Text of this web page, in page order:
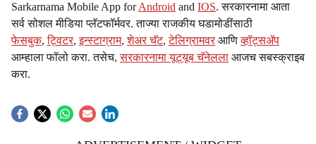
Sarkarnama Mobile App forAndroid and IOS. सरकारनामा आता
सर्व सोशल मीडिया प्लॅटफॉर्मवर. ताज्या राजकीय घडामोडींसाठी
फेसबुक,ट्विटर,इन्स्टाग्राम,शेअर चॅट,टेलिग्रामवर आणिव्हॉट्सॲप
आम्हाला फॉलो करा. तसेच,सरकारनामा यूट्यूब चॅनेलला आजच सबस्क्राइब
करा.